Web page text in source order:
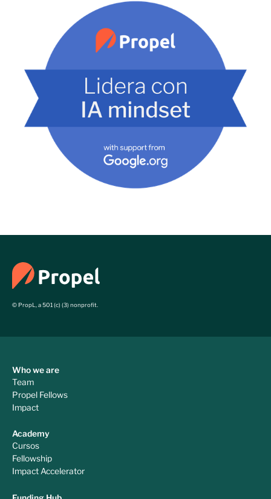
© PropL, a 501 (c) (3) nonprofit.
Who we are
Team
Propel Fellows
Impact
Academy
Cursos
Fellowship
Impact Accelerator